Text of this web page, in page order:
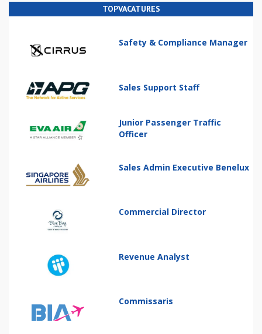
TOPVACATURES
Safety & Compliance Manager
Sales Support Staff
Junior Passenger Traffic
Officer
Sales Admin Executive Benelux
Commercial Director
Revenue Analyst
Commissaris